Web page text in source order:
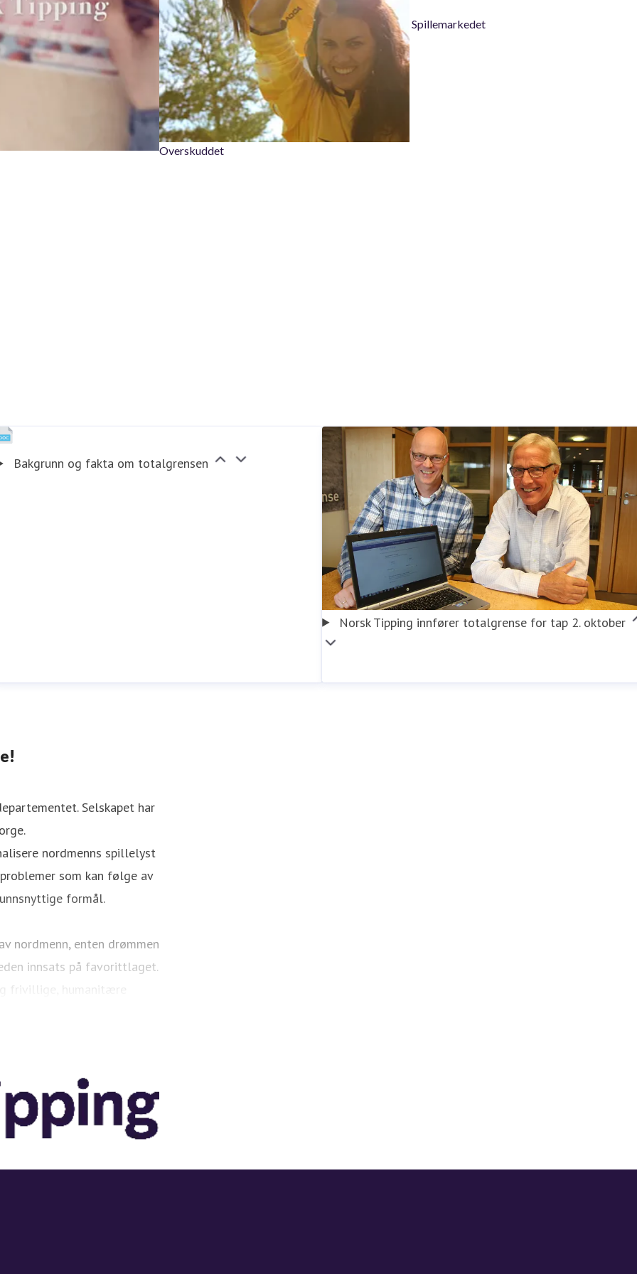
Overskuddet
Spillemarkedet
Bakgrunn og fakta om totalgrensen
Norsk Tipping innfører totalgrense for tap 2. oktober
Selskapet har
nordmenns spillelyst
som kan følge av
formål.
nordmenn, enten drømmen
innsats på favorittlaget.
frivillige, humanitære
kroner (prisjustert) til
formål.
425 ansatte.